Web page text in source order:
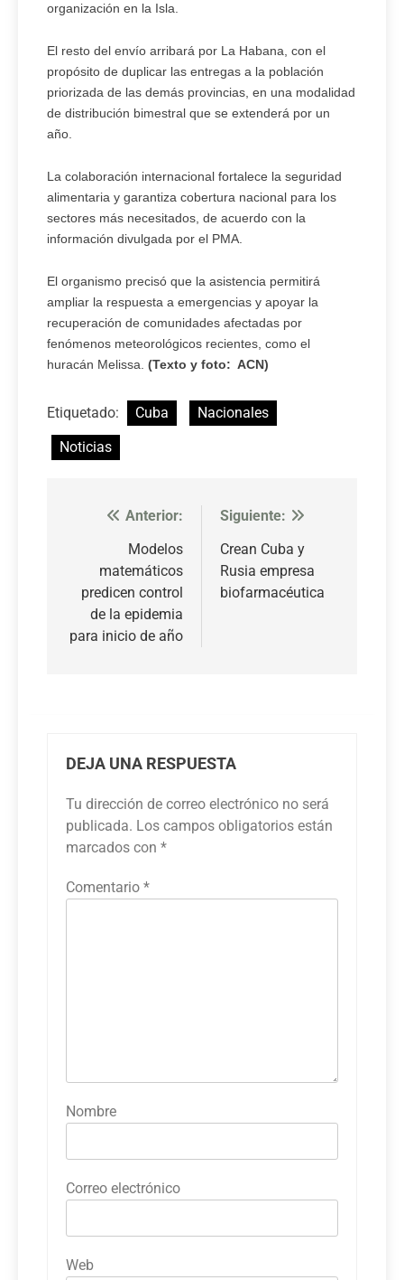
organización en la Isla.
El resto del envío arribará por La Habana, con el
propósito de duplicar las entregas a la población
priorizada de las demás provincias, en una modalidad
de distribución bimestral que se extenderá por un
año.
La colaboración internacional fortalece la seguridad
alimentaria y garantiza cobertura nacional para los
sectores más necesitados, de acuerdo con la
información divulgada por el PMA.
El organismo precisó que la asistencia permitirá
ampliar la respuesta a emergencias y apoyar la
recuperación de comunidades afectadas por
fenómenos meteorológicos recientes, como el
huracán Melissa. (Texto y foto: ACN)
Etiquetado: Cuba
Nacionales
Noticias
Navegación
entradas
Anterior:
Modelos
matemáticos
predicen control
de la epidemia
para inicio de año
Siguiente:
Crean Cuba y
Rusia empresa
biofarmacéutica
DEJA UNA RESPUESTA
Tu dirección de correo electrónico no será
publicada. Los campos obligatorios están
marcados con *
Comentario *
Nombre
Correo electrónico
Web